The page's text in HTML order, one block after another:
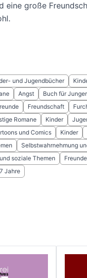
eine große
und Jugendbücher
Angst Buch für
Freundschaft
Romane Kinder
und Comics Kinder
Selbstwahrnehmung
soziale Themen
Jahre